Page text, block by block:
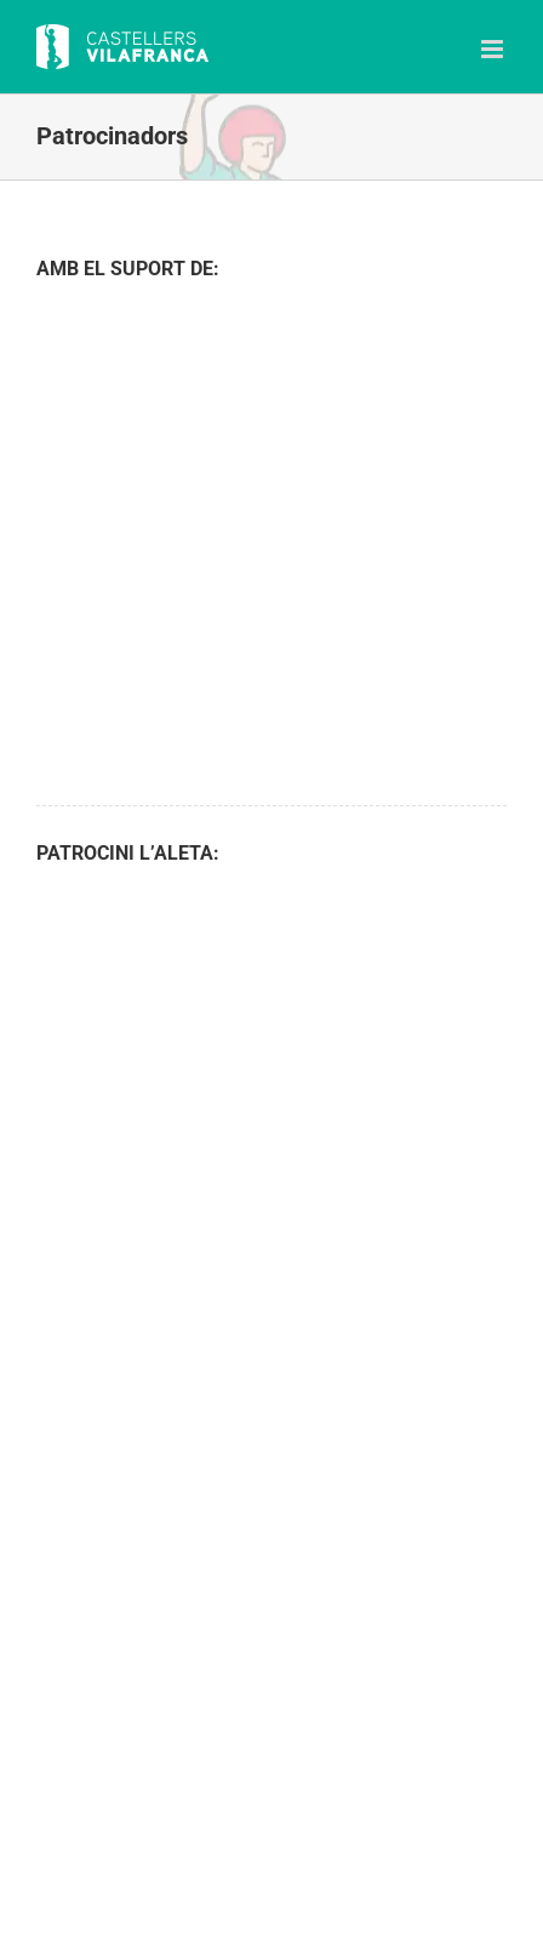
content
Patrocinadors
AMB EL SUPORT DE:
PATROCINI L’ALETA: